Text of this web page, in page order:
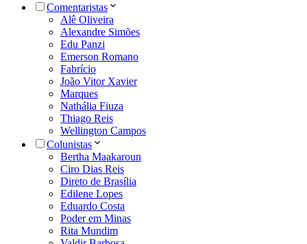
Comentaristas
Alê Oliveira
Alexandre Simões
Edu Panzi
Emerson Romano
Fabrício
João Vitor Xavier
Marques
Nathália Fiuza
Thiago Reis
Wellington Campos
Colunistas
Bertha Maakaroun
Ciro Dias Reis
Direto de Brasília
Edilene Lopes
Eduardo Costa
Poder em Minas
Rita Mundim